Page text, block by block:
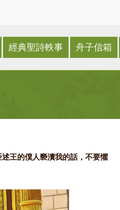
經典聖詩軼事 舟子信箱
王的僕人褻瀆我的話，不要懼